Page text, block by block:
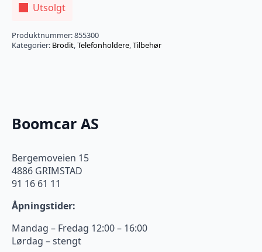
Utsolgt
Produktnummer:855300
Kategorier: Brodit,Telefonholdere,Tilbehør
Boomcar AS
Bergemoveien 15
4886 GRIMSTAD
91 16 61 11
Åpningstider:
Mandag – Fredag 12:00 – 16:00
Lørdag – stengt